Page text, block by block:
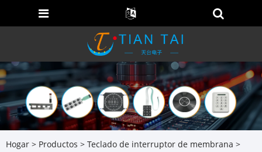
Hogar > Productos > Teclado de interruptor de membrana >